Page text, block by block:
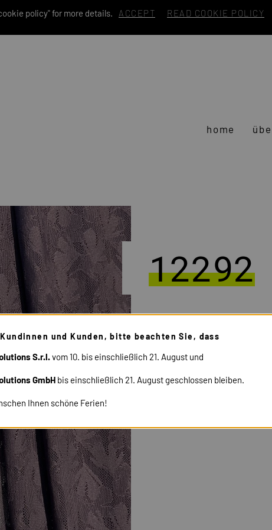
policy" for more details. ACCEPT READ COOKIE POLICY
home
12292
und Kunden, bitte beachten Sie, dass
S.r.l.vom 10. bis einschließlich 21. August und
GmbH bis einschließlich 21. August geschlossen bleiben.
Ihnen schöne Ferien!